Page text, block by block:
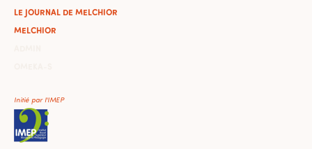
LE JOURNAL DE MELCHIOR
MELCHIOR
Initié par l'IMEP